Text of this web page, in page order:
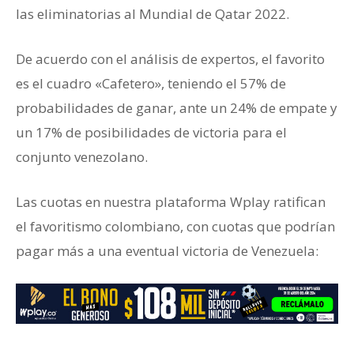
las eliminatorias al Mundial de Qatar 2022.
De acuerdo con el análisis de expertos, el favorito
es el cuadro «Cafetero», teniendo el 57% de
probabilidades de ganar, ante un 24% de empate y
un 17% de posibilidades de victoria para el
conjunto venezolano.
Las cuotas en nuestra plataforma Wplay ratifican
el favoritismo colombiano, con cuotas que podrían
pagar más a una eventual victoria de Venezuela: